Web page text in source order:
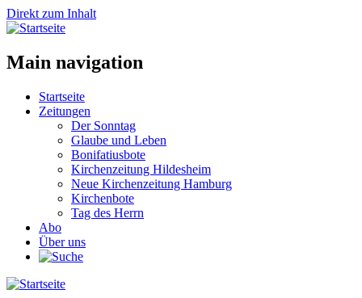
Direkt zum Inhalt
Main navigation
Startseite
Zeitungen
Der Sonntag
Glaube und Leben
Bonifatiusbote
Kirchenzeitung Hildesheim
Neue Kirchenzeitung Hamburg
Kirchenbote
Tag des Herrn
Abo
Über uns